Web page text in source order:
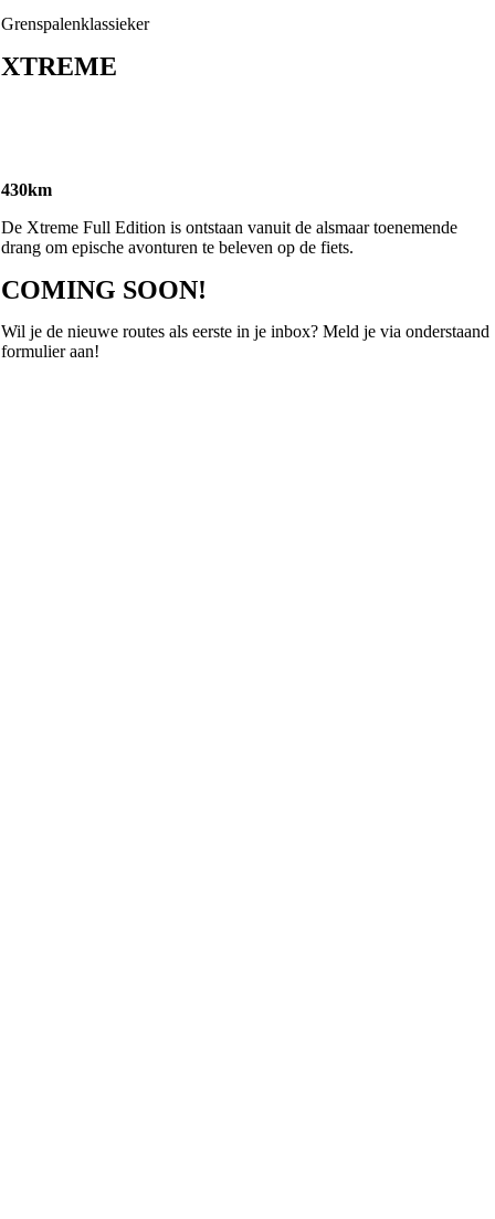
Grenspalenklassieker
XTREME
430km
De Xtreme Full Edition is ontstaan vanuit de alsmaar toenemende
drang om epische avonturen te beleven op de fiets.
COMING SOON!
Wil je de nieuwe routes als eerste in je inbox? Meld je via onderstaand
formulier aan!